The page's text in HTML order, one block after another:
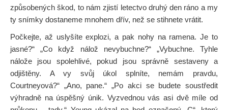
způsobených škod, to nám zjistí letectvo druhý den ráno a my
ty snímky dostaneme mnohem dřív, než se stihnete vrátit.
Počkejte, až uslyšíte explozi, a pak nohy na ramena. Je to
jasné?“ „Co když nálož nevybuchne?“ „Vybuchne. Tyhle
nálože jsou spolehlivé, pokud jsou správně sestaveny a
odjištěny. A vy svůj úkol splníte, nemám pravdu,
Courtneyová?“ „Ano, pane.“ „Po akci se budete soustředit
výhradně na úspěšný únik. Vyzvednou vás asi dvě míle od